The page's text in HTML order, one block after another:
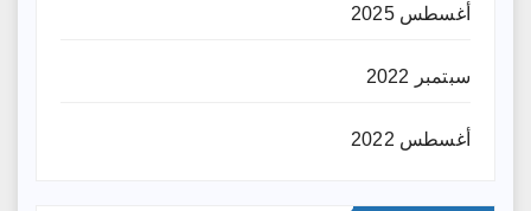
أغسطس 2025
سبتمبر 2022
أغسطس 2022